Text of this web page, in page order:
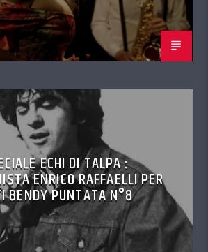
ECHI DI TALPA :
ENRICO RAFFAELLI PER
BENDY PUNTATA N°8